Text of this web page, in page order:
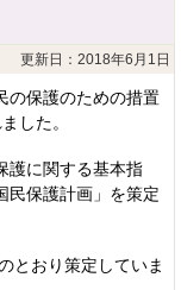
更新日：2018年6月1日
の保護のための措置
した。
護に関する基本指
民保護計画」を策定
とおり策定していま